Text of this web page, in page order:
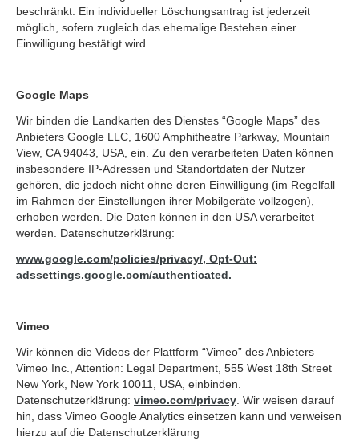
beschränkt. Ein individueller Löschungsantrag ist jederzeit
möglich, sofern zugleich das ehemalige Bestehen einer
Einwilligung bestätigt wird.
Google Maps
Wir binden die Landkarten des Dienstes “Google Maps” des
Anbieters Google LLC, 1600 Amphitheatre Parkway, Mountain
View, CA 94043, USA, ein. Zu den verarbeiteten Daten können
insbesondere IP-Adressen und Standortdaten der Nutzer
gehören, die jedoch nicht ohne deren Einwilligung (im Regelfall
im Rahmen der Einstellungen ihrer Mobilgeräte vollzogen),
erhoben werden. Die Daten können in den USA verarbeitet
werden. Datenschutzerklärung:
www.google.com/policies/privacy/, Opt-Out:
adssettings.google.com/authenticated.
Vimeo
Wir können die Videos der Plattform “Vimeo” des Anbieters
Vimeo Inc., Attention: Legal Department, 555 West 18th Street
New York, New York 10011, USA, einbinden.
Datenschutzerklärung: vimeo.com/privacy. Wir weisen darauf
hin, dass Vimeo Google Analytics einsetzen kann und verweisen
hierzu auf die Datenschutzerklärung